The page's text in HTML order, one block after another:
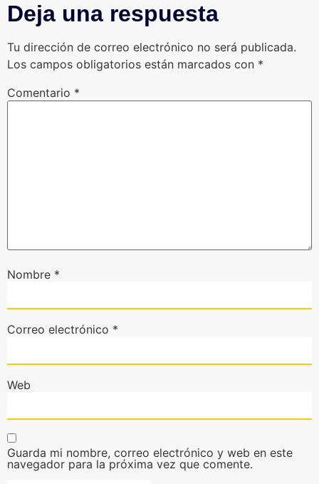
Deja una respuesta
Tu dirección de correo electrónico no será publicada.
Los campos obligatorios están marcados con *
Comentario *
Nombre *
Correo electrónico *
Web
Guarda mi nombre, correo electrónico y web en este
navegador para la próxima vez que comente.